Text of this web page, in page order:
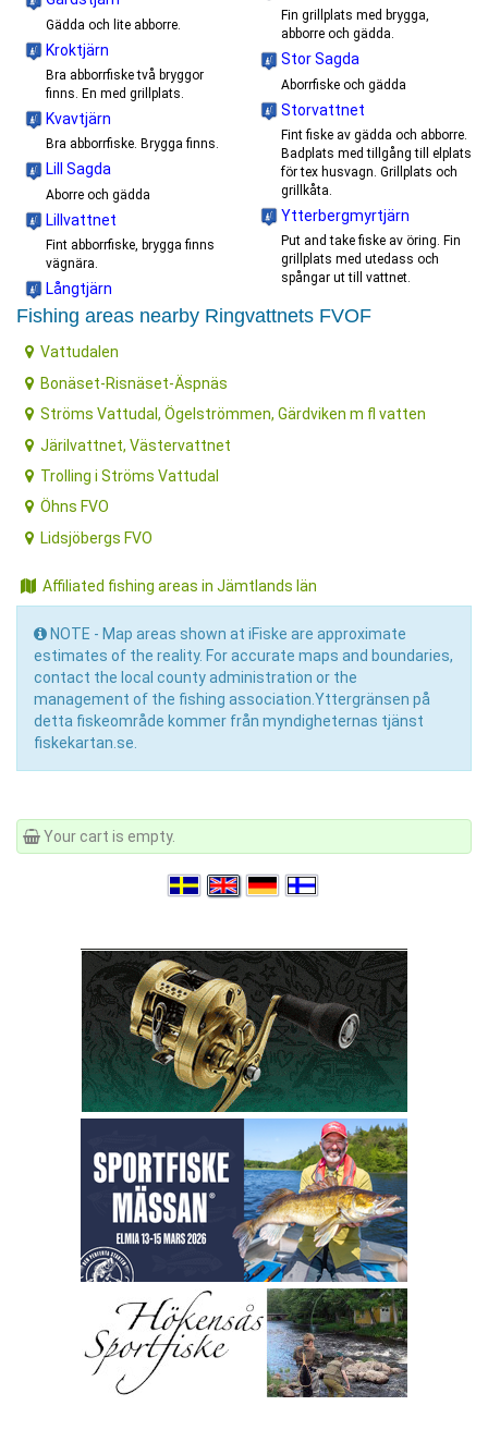
Gädda och lite abborre.
Kroktjärn
Bra abborrfiske två bryggor
finns. En med grillplats.
Kvavtjärn
Bra abborrfiske. Brygga finns.
Lill Sagda
Aborre och gädda
Lillvattnet
Fint abborrfiske, brygga finns
vägnära.
Långtjärn
Fin grillplats med brygga,
abborre och gädda.
Stor Sagda
Aborrfiske och gädda
Storvattnet
Fint fiske av gädda och abborre.
Badplats med tillgång till elplats
för tex husvagn. Grillplats och
grillkåta.
Ytterbergmyrtjärn
Put and take fiske av öring. Fin
grillplats med utedass och
spångar ut till vattnet.
Fishing areas nearby Ringvattnets FVOF
Vattudalen
Bonäset-Risnäset-Äspnäs
Ströms Vattudal, Ögelströmmen, Gärdviken m fl vatten
Järilvattnet, Västervattnet
Trolling i Ströms Vattudal
Öhns FVO
Lidsjöbergs FVO
Affiliated fishing areas in Jämtlands län
NOTE - Map areas shown at iFiske are approximate
estimates of the reality. For accurate maps and boundaries,
contact the local county administration or the
management of the fishing association.Yttergränsen på
detta fiskeområde kommer från myndigheternas tjänst
fiskekartan.se.
Your cart is empty.